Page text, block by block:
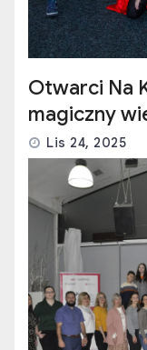
Otwarci Na
magiczny
Lis 24, 2025